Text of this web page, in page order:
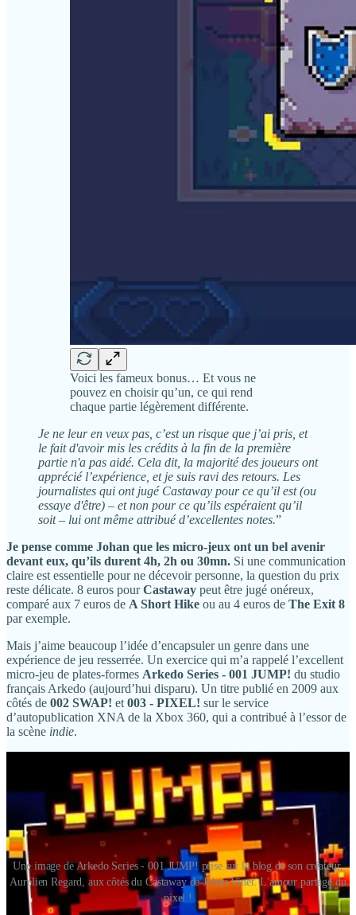
Voici les fameux bonus… Et vous ne
pouvez en choisir qu’un, ce qui rend
chaque partie légèrement différente.
Je ne leur en veux pas, c’est un risque que j’ai pris, et
le fait d'avoir mis les crédits à la fin de la première
partie n'a pas aidé. Cela dit, la majorité des joueurs ont
apprécié l’expérience, et je suis ravi des retours. Les
journalistes qui ont jugé Castaway pour ce qu’il est (ou
essaye d'être) – et non pour ce qu’ils espéraient qu’il
soit – lui ont même attribué d’excellentes notes.”
Je pense comme Johan que les micro-jeux ont un bel avenir
devant eux, qu’ils durent 4h, 2h ou 30mn. Si une communication
claire est essentielle pour ne décevoir personne, la question du prix
reste délicate. 8 euros pourCastaway peut être jugé onéreux,
comparé aux 7 euros de A Short Hike ou au 4 euros de The Exit 8
par exemple.
Mais j’aime beaucoup l’idée d’encapsuler un genre dans une
expérience de jeu resserrée. Un exercice qui m’a rappelé l’excellent
micro-jeu de plates-formes Arkedo Series - 001 JUMP! du studio
français Arkedo (aujourd’hui disparu). Un titre publié en 2009 aux
côtés de 002 SWAP! et 003 - PIXEL! sur le service
d’autopublication XNA de la Xbox 360, qui a contribué à l’essor de
la scène indie.
Une image de Arkedo Series - 001 JUMP! prise sur le blog de son créateur,
Aurélien Regard, aux côtés du Castaway de Johan Vinet. L'amour partagé du
pixel !